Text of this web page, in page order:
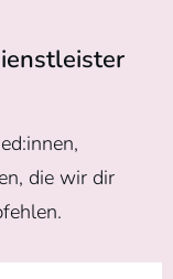
die wir dir